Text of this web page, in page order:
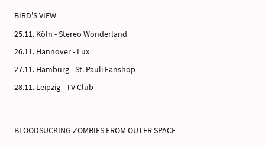
BIRD'S VIEW
25.11. Köln - Stereo Wonderland
26.11. Hannover - Lux
27.11. Hamburg - St. Pauli Fanshop
28.11. Leipzig - TV Club
BLOODSUCKING ZOMBIES FROM OUTER SPACE